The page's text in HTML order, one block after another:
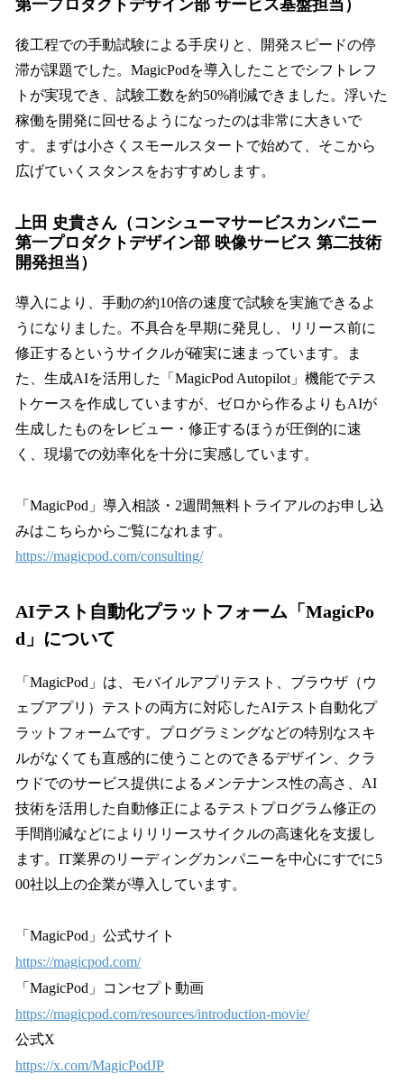
第一プロダクトデザイン部 サービス基盤担当）
後工程での手動試験による手戻りと、開発スピードの停
滞が課題でした。MagicPodを導入したことでシフトレフ
トが実現でき、試験工数を約50%削減できました。浮いた
稼働を開発に回せるようになったのは非常に大きいで
す。まずは小さくスモールスタートで始めて、そこから
広げていくスタンスをおすすめします。
上田 史貴さん（コンシューマサービスカンパニー
第一プロダクトデザイン部 映像サービス 第二技術
開発担当）
導入により、手動の約10倍の速度で試験を実施できるよ
うになりました。不具合を早期に発見し、リリース前に
修正するというサイクルが確実に速まっています。ま
た、生成AIを活用した「MagicPod Autopilot」機能でテス
トケースを作成していますが、ゼロから作るよりもAIが
生成したものをレビュー・修正するほうが圧倒的に速
く、現場での効率化を十分に実感しています。
「MagicPod」導入相談・2週間無料トライアルのお申し込
みはこちらからご覧になれます。
https://magicpod.com/consulting/
AIテスト自動化プラットフォーム「MagicPo
d」について
「MagicPod」は、モバイルアプリテスト、ブラウザ（ウ
ェブアプリ）テストの両方に対応したAIテスト自動化プ
ラットフォームです。プログラミングなどの特別なスキ
ルがなくても直感的に使うことのできるデザイン、クラ
ウドでのサービス提供によるメンテナンス性の高さ、AI
技術を活用した自動修正によるテストプログラム修正の
手間削減などによりリリースサイクルの高速化を支援し
ます。IT業界のリーディングカンパニーを中心にすでに5
00社以上の企業が導入しています。
「MagicPod」公式サイト
https://magicpod.com/
「MagicPod」コンセプト動画
https://magicpod.com/resources/introduction-movie/
公式X
https://x.com/MagicPodJP